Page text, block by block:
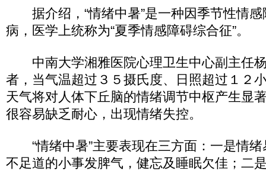
据介绍，“情绪中暑”是一种因季节性情感
病，医学上统称为“夏季情感障碍综合征”。
中南大学湘雅医院心理卫生中心副主任
者，当气温超过３５摄氏度、日照超过１２
天气将对人体下丘脑的情绪调节中枢产生显
很容易缺乏耐心，出现情绪失控。
“情绪中暑”主要表现在三方面：一是情绪
不足道的小事发脾气，健忘及睡眠欠佳；二